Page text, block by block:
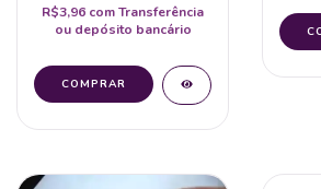
R$3,96 comTransferência
ou depósito bancário